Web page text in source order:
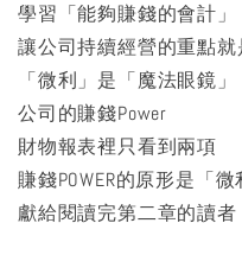
學習「能夠賺錢的會計」
讓公司持續經營的重點就
「微利」是「魔法眼鏡」
公司的賺錢Power
財物報表裡只看到兩項
賺錢POWER的原形是「
獻給閱讀完第二章的讀者